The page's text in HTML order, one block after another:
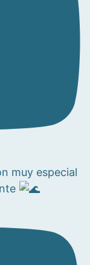
muy especial